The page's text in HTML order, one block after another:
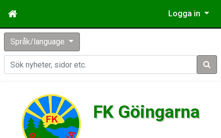
Logga in
Språk/language
Sök
FK Göingarna